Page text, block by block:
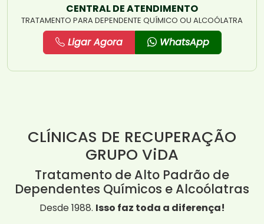
CENTRAL DE ATENDIMENTO
TRATAMENTO PARA DEPENDENTE QUÍMICO OU ALCOÓLATRA
Ligar Agora WhatsApp
CLÍNICAS DE RECUPERAÇÃO
GRUPO ViDA
Tratamento de Alto Padrão de
Dependentes Químicos e Alcoólatras
Desde 1988. Isso faz toda a diferença!